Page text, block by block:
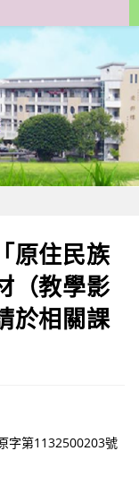
原住民族
（教學影
於相關課
字第1132500203號